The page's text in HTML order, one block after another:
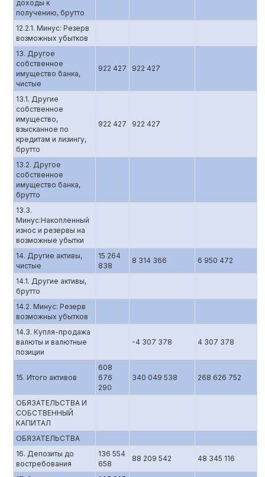
доходы к
получению, брутто
12.2.1. Минус: Резерв
возможных убытков
13. Другое
собственное
имущество банка,
чистые
922 427 922 427
13.1. Другие
собственное
имущество,
взысканное по
кредитам и лизингу,
брутто
922 427 922 427
13.2. Другое
собственное
имущество банка,
брутто
13.3.
Минус:Накопленный
износ и резервы на
возможные убытки
14. Другие активы,
чистые
15 264
838
8 314 366 6 950 472
14.1. Другие активы,
брутто
14.2. Минус: Резерв
возможных убытков
14.3. Купля-продажа
валюты и валютные
позиции
-4 307 378 4 307 378
15. Итого активов
608
676
290
340 049 538 268 626 752
ОБЯЗАТЕЛЬСТВА И
СОБСТВЕННЫЙ
КАПИТАЛ
ОБЯЗАТЕЛЬСТВА
16. Депозиты до
востребования
136 554
658
88 209 542 48 345 116